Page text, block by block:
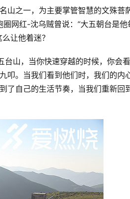
山之一，为主要掌管智慧的文殊菩
网红-沈乌贼曾说：“大五朝台是他
让他着迷？
山，当你快速穿越的时候，你会
叩。当我们看到他们时，我们的内
了自己的生活节奏，当我们重新回